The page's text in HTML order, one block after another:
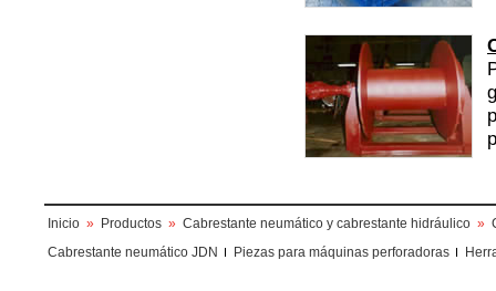
Inicio » Productos » Cabrestante neumático y cabrestante hidráulico »
Cabrestante neumático JDN
Piezas para máquinas perforadoras